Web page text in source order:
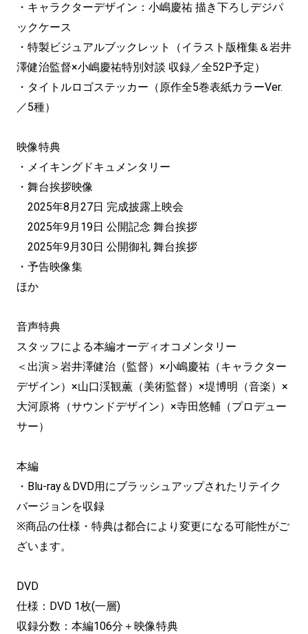
・キャラクターデザイン：小嶋慶祐 描き下ろしデジパ
ックケース
・特製ビジュアルブックレット（イラスト版権集＆岩井
澤健治監督×小嶋慶祐特別対談 収録／全52P予定）
・タイトルロゴステッカー（原作全5巻表紙カラーVer.
／5種）
映像特典
・メイキングドキュメンタリー
・舞台挨拶映像
2025年8月27日 完成披露上映会
2025年9月19日 公開記念 舞台挨拶
2025年9月30日 公開御礼 舞台挨拶
・予告映像集
ほか
音声特典
スタッフによる本編オーディオコメンタリー
＜出演＞岩井澤健治（監督）×小嶋慶祐（キャラクター
デザイン）×山口渓観薫（美術監督）×堤博明（音楽）×
大河原将（サウンドデザイン）×寺田悠輔（プロデュー
サー）
本編
・Blu-ray＆DVD用にブラッシュアップされたリテイク
バージョンを収録
※商品の仕様・特典は都合により変更になる可能性がご
ざいます。
DVD
仕様：DVD 1枚(一層)
収録分数：本編106分＋映像特典